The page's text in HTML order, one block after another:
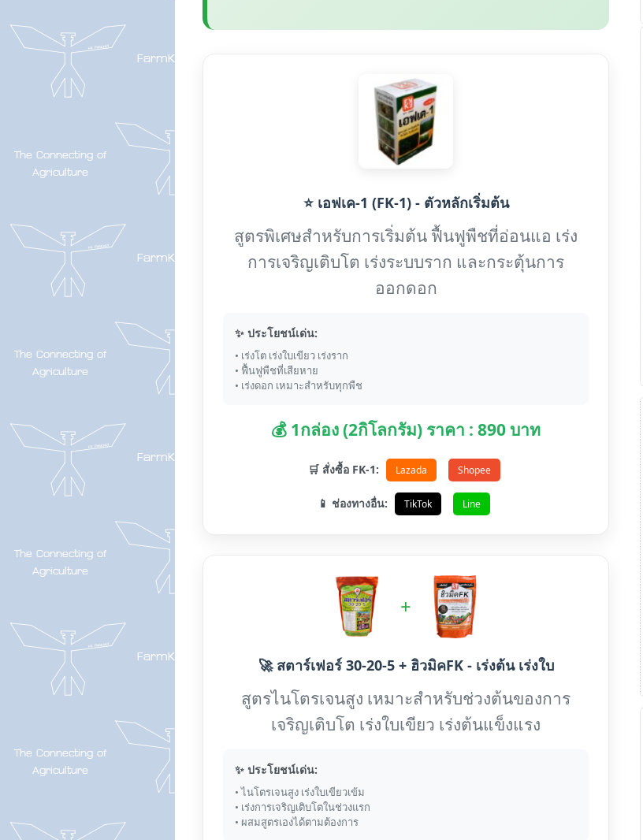
⭐ เอฟเค-1 (FK-1) - ตัวหลักเริ่มต้น
สูตรพิเศษสำหรับการเริ่มต้น ฟื้นฟูพืชที่อ่อนแอ เร่ง
การเจริญเติบโต เร่งระบบราก และกระตุ้นการ
ออกดอก
✨ ประโยชน์เด่น:
• เร่งโต เร่งใบเขียว เร่งราก
• ฟื้นฟูพืชที่เสียหาย
• เร่งดอก เหมาะสำหรับทุกพืช
💰 1กล่อง (2กิโลกรัม) ราคา : 890 บาท
🛒 สั่งซื้อ FK-1: Lazada Shopee
📱 ช่องทางอื่น: TikTok Line
+
🚀 สตาร์เฟอร์ 30-20-5 + ฮิวมิคFK - เร่งต้น เร่งใบ
สูตรไนโตรเจนสูง เหมาะสำหรับช่วงต้นของการ
เจริญเติบโต เร่งใบเขียว เร่งต้นแข็งแรง
✨ ประโยชน์เด่น:
• ไนโตรเจนสูง เร่งใบเขียวเข้ม
• เร่งการเจริญเติบโตในช่วงแรก
• ผสมสูตรเองได้ตามต้องการ